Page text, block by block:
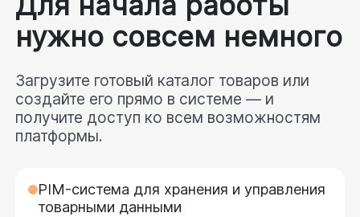
нужно совсем немного
Загрузите готовый каталог товаров или
создайте его прямо в системе — и
получите доступ ко всем возможностям
платформы.
PIM-система для хранения и управления
товарными данными